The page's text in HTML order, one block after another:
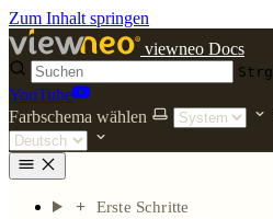
Zum Inhalt springen
viewneo Docs
Strg
YouTube
Farbschema wählen
Erste Schritte